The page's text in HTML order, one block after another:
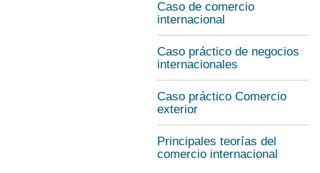
Caso de comercio
internacional
Caso práctico de negocios
internacionales
Caso práctico Comercio
exterior
Principales teorías del
comercio internacional